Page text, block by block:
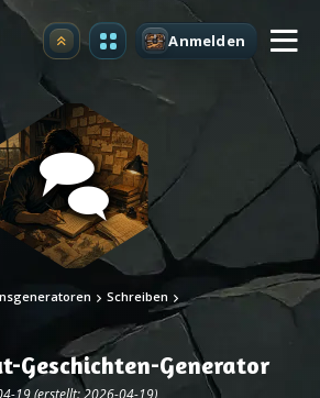
Upgrade Anmelden
Schreiben
Geschichten-Generator
19 (erstellt: 2026-04-19)